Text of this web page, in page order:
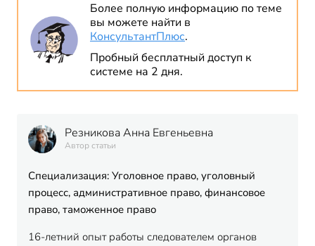
Более полную информацию по теме
вы можете найти в
КонсультантПлюс.
Пробный бесплатный доступ к
системе на 2 дня.
Резникова Анна Евгеньевна
Автор статьи
Специализация: Уголовное право, уголовный
процесс, административное право, финансовое
право, таможенное право
16-летний опыт работы следователем органов